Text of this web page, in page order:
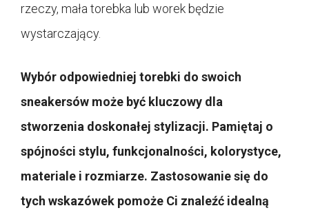
rzeczy, mała torebka lub worek będzie
wystarczający.
Wybór odpowiedniej torebki do swoich
sneakersów może być kluczowy dla
stworzenia doskonałej stylizacji. Pamiętaj o
spójności stylu, funkcjonalności, kolorystyce,
materiale i rozmiarze. Zastosowanie się do
tych wskazówek pomoże Ci znaleźć idealną